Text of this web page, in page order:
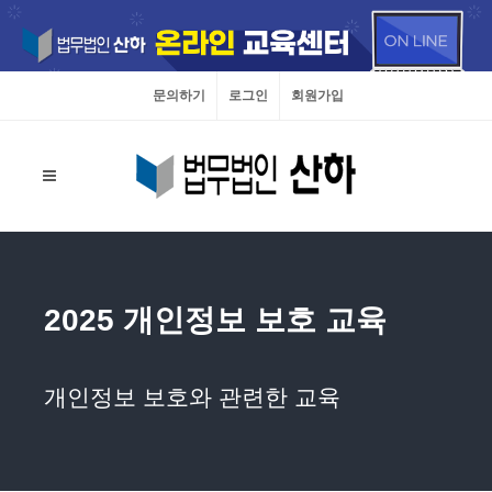
문의하기 로그인 회원가입
2025 개인정보 보호 교육
개인정보 보호와 관련한 교육